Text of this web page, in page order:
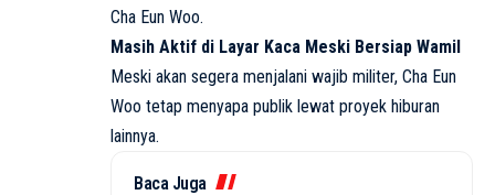
Cha Eun Woo.
Masih Aktif di Layar Kaca Meski Bersiap Wamil
Meski akan segera menjalani wajib militer, Cha Eun
Woo tetap menyapa publik lewat proyek hiburan
lainnya.
Baca Juga